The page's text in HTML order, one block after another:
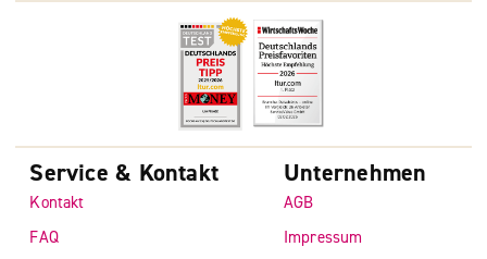
Service & Kontakt
Kontakt
FAQ
Unternehmen
AGB
Impressum